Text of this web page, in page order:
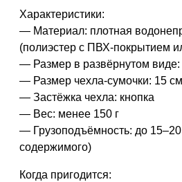
Характеристики:
— Материал: плотная
(полиэстер с ПВХ-покрытием
— Размер в развёрнутом
— Размер чехла-сумочки: 15
— Застёжка чехла: кнопка
— Вес: менее 150 г
— Грузоподъёмность: до 15–20
содержимого)
Когда пригодится: